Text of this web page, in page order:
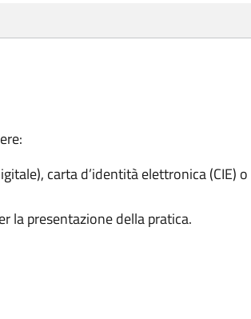
carta d’identità elettronica (CIE)
la presentazione della pratica.